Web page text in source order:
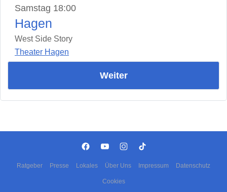
Samstag 18:00
Hagen
West Side Story
Theater Hagen
Weiter
Ratgeber Presse Lokales Über Uns Impressum Datenschutz
Cookies